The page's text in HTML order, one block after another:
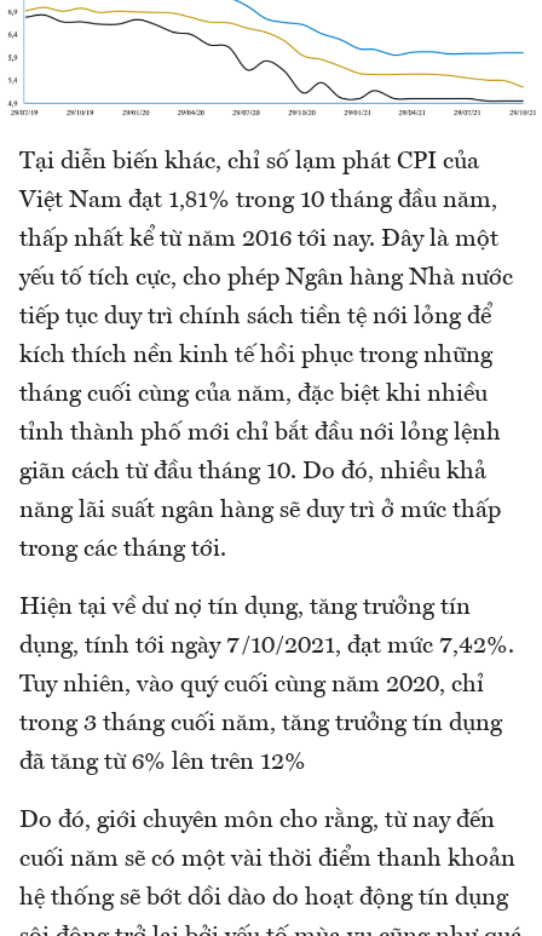
Tại diễn biến khác, chỉ số lạm phát CPI của
Việt Nam đạt 1,81% trong 10 tháng đầu năm,
thấp nhất kể từ năm 2016 tới nay. Đây là một
yếu tố tích cực, cho phép Ngân hàng Nhà nước
tiếp tục duy trì chính sách tiền tệ nới lỏng để
kích thích nền kinh tế hồi phục trong những
tháng cuối cùng của năm, đặc biệt khi nhiều
tỉnh thành phố mới chỉ bắt đầu nới lỏng lệnh
giãn cách từ đầu tháng 10. Do đó, nhiều khả
năng lãi suất ngân hàng sẽ duy trì ở mức thấp
trong các tháng tới.
Hiện tại về dư nợ tín dụng, tăng trưởng tín
dụng, tính tới ngày 7/10/2021, đạt mức 7,42%.
Tuy nhiên, vào quý cuối cùng năm 2020, chỉ
trong 3 tháng cuối năm, tăng trưởng tín dụng
đã tăng từ 6% lên trên 12%
Do đó, giới chuyên môn cho rằng, từ nay đến
cuối năm sẽ có một vài thời điểm thanh khoản
hệ thống sẽ bớt dồi dào do hoạt động tín dụng